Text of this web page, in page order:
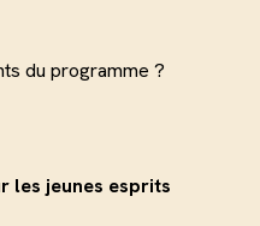
du programme ?
les jeunes esprits